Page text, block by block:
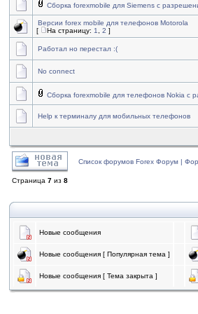
Сборка forexmobile для Siemens с
Версии forex mobile для телефонов Motorola
[
На страницу: 1 2 ]
Работал но перестал :(
No connect
Сборка forexmobile для телефонов Nokia с
Help к терминалу для мобильных телефонов
Список форумов Forex Форум |
Страница 7 из 8
Новые сообщения
Новые сообщения [ Популярная тема ]
Новые сообщения [ Тема закрыта ]